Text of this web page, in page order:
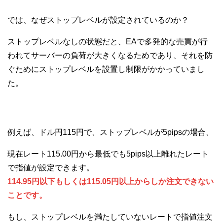
では、なぜストップレベルが設定されているのか？
ストップレベルなしの状態だと、EAで多発的な売買が行
われてサーバーの負荷が大きくなるためであり、それを防
ぐためにストップレベルを設置し制限がかかっていまし
た。
例えば、ドル円115円で、ストップレベルが5pipsの場合、
現在レート115.00円から最低でも5pips以上離れたレート
で指値が設定できます。
114.95円以下もしくは115.05円以上からしか注文できない
ことです。
もし、ストップレベルを満たしていないレートで指値注文